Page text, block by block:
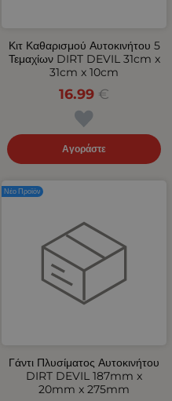
Κιτ Καθαρισμού Αυτοκινήτου 5
Τεμαχίων DIRT DEVIL 31cm x
31cm x 10cm
16.99 €
Αγοράστε
Γάντι Πλυσίματος Αυτοκινήτου
DIRT DEVIL 187mm x
20mm x 275mm
Νέο Προϊόν